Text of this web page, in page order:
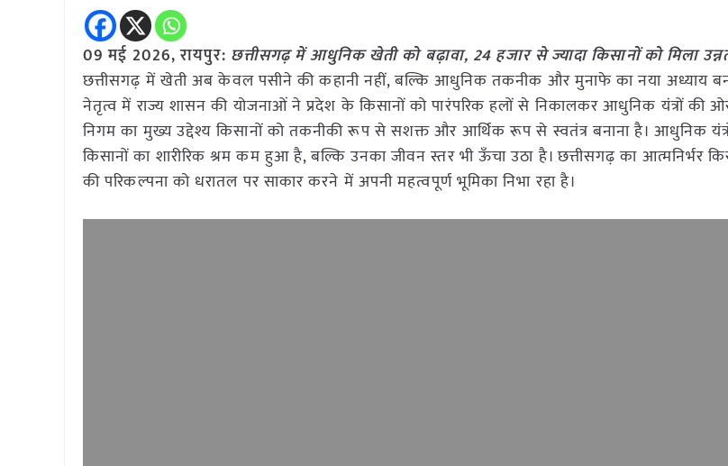
09 मई 2026, रायपुर: छत्तीसगढ़ में आधुनिक खेती को बढ़ावा, 24 हजार से ज्यादा किसानों को मिला
छत्तीसगढ़ में खेती अब केवल पसीने की कहानी नहीं, बल्कि आधुनिक तकनीक और मुनाफे का नया अध्याय
नेतृत्व में राज्य शासन की योजनाओं ने प्रदेश के किसानों को पारंपरिक हलों से निकालकर आधुनिक यंत्रों की
निगम का मुख्य उद्देश्य किसानों को तकनीकी रूप से सशक्त और आर्थिक रूप से स्वतंत्र बनाना है। आधुनिक
किसानों का शारीरिक श्रम कम हुआ है, बल्कि उनका जीवन स्तर भी ऊँचा उठा है। छत्तीसगढ़ का आत्मनिर्भर
की परिकल्पना को धरातल पर साकार करने में अपनी महत्वपूर्ण भूमिका निभा रहा है।